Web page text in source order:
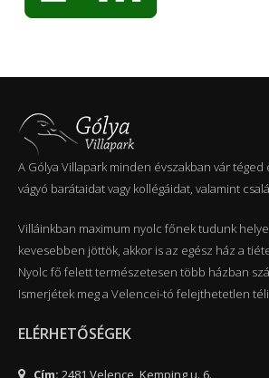
A Gólya Villapark minden évszakban vár téged
vágyó barátaidat vagy kollégáidat, valamint
Villáinkban maximum nyolc főnek tudunk
kevesebben jöttök, akkor is az egész ház a
Nyolc fő felett természetesen több házban
Ismerjétek meg a Velencei-tó felejthetetlen
ELÉRHETŐSÉGEK
Cím: 2481 Velence, Kemping u. 6.